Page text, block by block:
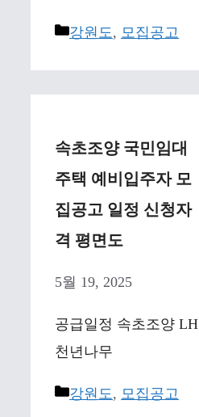
Categories
강원도, 모집공고
속초조양 국민임대
주택 예비입주자 모
집공고 일정 신청자
격 평면도
5월 19, 2025
공급일정 속초조양 LH
천년나무
Categories
강원도, 모집공고